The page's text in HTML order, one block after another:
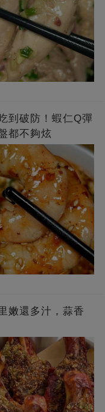
到破防！蝦仁Q彈
都不夠炫
嫩還多汁，蒜香